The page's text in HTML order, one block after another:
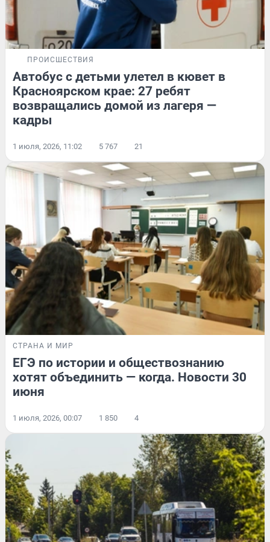
ПРОИСШЕСТВИЯ
Автобус с детьми улетел в кювет в
Красноярском крае: 27 ребят
возвращались домой из лагеря —
кадры
1 июля, 2026, 11:02 5 767 21
СТРАНА И МИР
ЕГЭ по истории и обществознанию
хотят объединить — когда. Новости 30
июня
1 июля, 2026, 00:07 1 850 4